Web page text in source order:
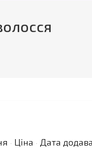
· Ціна · Дата